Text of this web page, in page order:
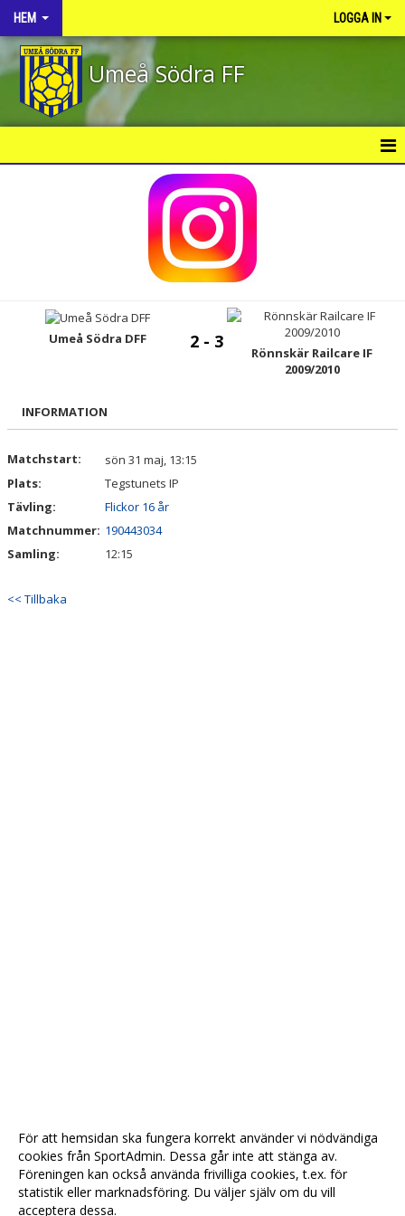
HEM LOGGA IN
Umeå Södra FF
KALENDER
MATCHER
DOKUMENT
Umeå Södra DFF 2 - 3
Rönnskär Railcare IF
2009/2010
INFORMATION
Matchstart:
sön 31 maj, 13:15
Plats:
Tegstunets IP
Tävling:
Flickor 16 år
Matchnummer: 190443034
Samling:
12:15
<< Tillbaka
För att hemsidan ska fungera korrekt använder vi nödvändiga
cookies från SportAdmin. Dessa går inte att stänga av.
Föreningen kan också använda frivilliga cookies, t.ex. för
statistik eller marknadsföring. Du väljer själv om du vill
acceptera dessa.